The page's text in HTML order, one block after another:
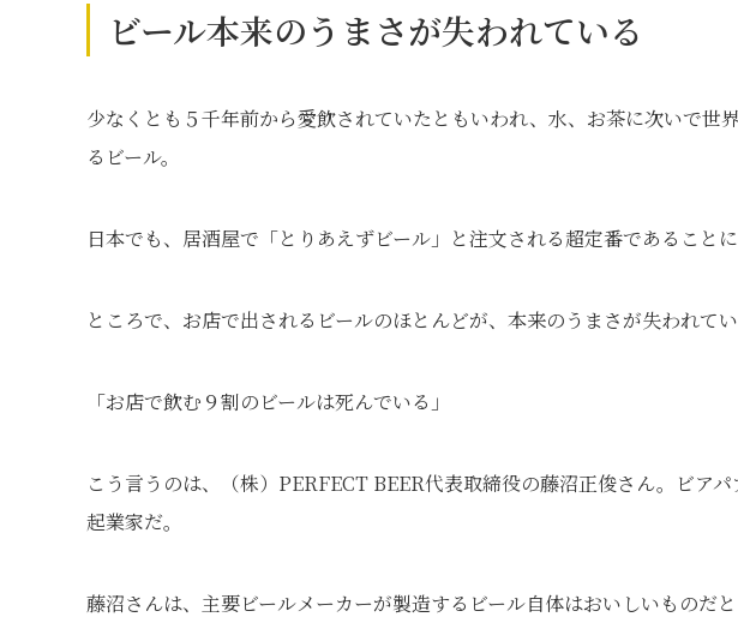
ビール本来のうまさが失われている
少なくとも５千年前から愛飲されていたともいわれ、水、お茶に次いで世
るビール。
日本でも、居酒屋で「とりあえずビール」と注文される超定番であることに
ところで、お店で出されるビールのほとんどが、本来のうまさが失われて
「お店で飲む９割のビールは死んでいる」
こう言うのは、（株）PERFECT BEER代表取締役の藤沼正俊さん。ビア
起業家だ。
藤沼さんは、主要ビールメーカーが製造するビール自体はおいしいものだ